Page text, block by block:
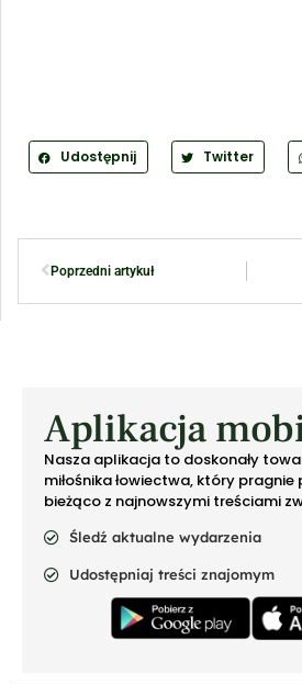
Udostępnij Twitter
Poprzedni artykuł
Aplikacja
Nasza aplikacja to doskonały
miłośnika łowiectwa, który
bieżąco z najnowszymi treściami
Śledź aktualne wydarzenia
Udostępniaj treści znajomym